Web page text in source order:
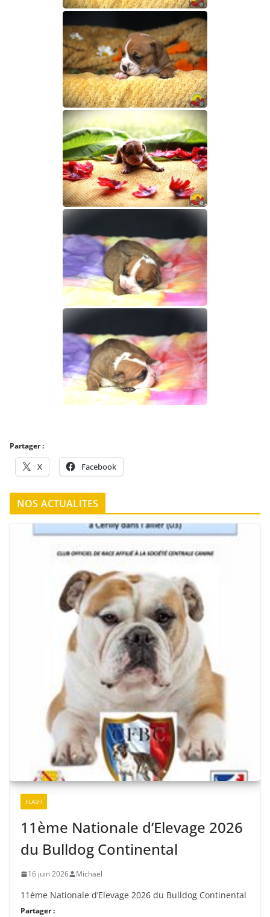
Partager :
X Facebook
NOS ACTUALITES
FLASH
11ème Nationale d’Elevage 2026
du Bulldog Continental
16 juin 2026 Michael
11ème Nationale d’Elevage 2026 du Bulldog Continental
Partager :